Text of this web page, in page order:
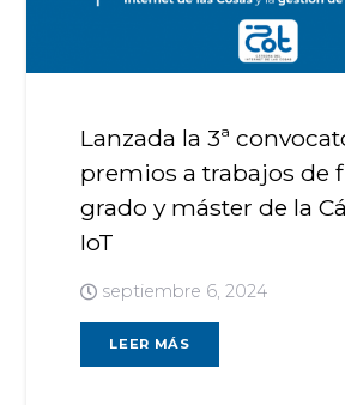
Lanzada la 3ª
premios a trabajos de
grado y máster de la
IoT
septiembre 6, 2024
LEER MÁS